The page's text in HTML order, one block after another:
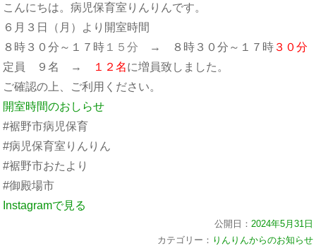
こんにちは。病児保育室りんりんです。
６月３日（月）より開室時間
８時３０分～１７時 １５分 → ８時３０分～１７時 ３０分
定員 ９名 →
１２名に増員致しました。
ご確認の上、ご利用ください。
開室時間のおしらせ
#裾野市病児保育
#病児保育室りんりん
#裾野市おたより
#御殿場市
Instagramで見る
公開日： 2024年5月31日
カテゴリー： りんりんからのお知らせ